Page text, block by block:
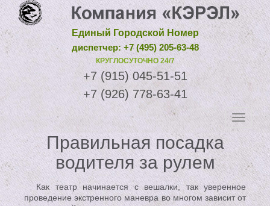
Единый Городской Номер
диспетчер: +7 (495) 205-63-48
КРУГЛОСУТОЧНО 24/7
+7 (915) 045-51-51
+7 (926) 778-63-41
Правильная посадка
водителя за рулем
Как театр начинается с вешалки, так уверенное
проведение экстренного маневра во многом зависит от